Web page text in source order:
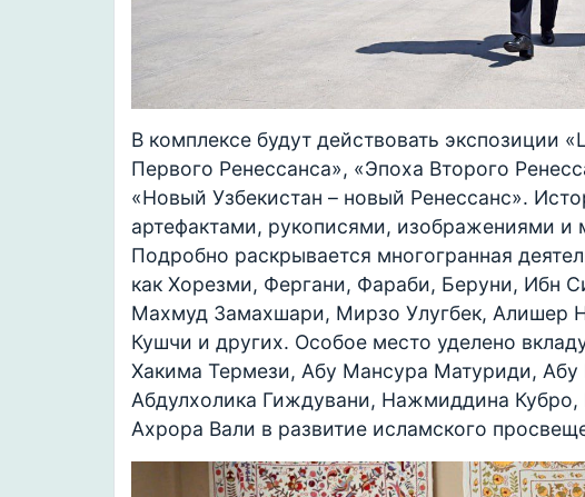
В комплексе будут действовать экспозиции
Первого Ренессанса», «Эпоха Второго
«Новый Узбекистан – новый Ренессанс».
артефактами, рукописями, изображениями
Подробно раскрывается многогранная
как Хорезми, Фергани, Фараби, Беруни, Ибн
Махмуд Замахшари, Мирзо Улугбек, Алишер
Кушчи и других. Особое место уделено
Хакима Термези, Абу Мансура Матуриди,
Абдулхолика Гиждувани, Нажмиддина
Ахрора Вали в развитие исламского